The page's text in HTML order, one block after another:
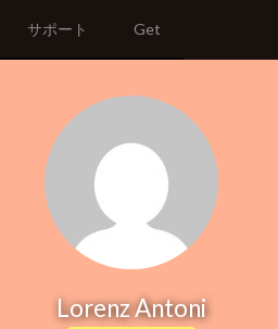
サポート Get
Lorenz Antoni